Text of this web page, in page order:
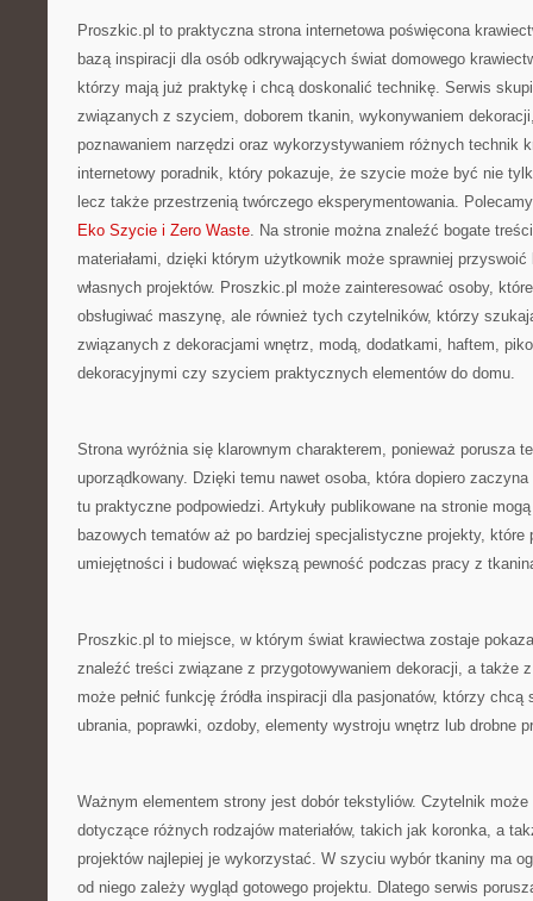
Proszkic.pl to praktyczna strona internetowa poświęcona
bazą inspiracji dla osób odkrywających świat domowego
którzy mają już praktykę i chcą doskonalić technikę. Serwis
związanych z szyciem, doborem tkanin, wykonywaniem
poznawaniem narzędzi oraz wykorzystywaniem różnych technik
internetowy poradnik, który pokazuje, że szycie może być nie
lecz także przestrzenią twórczego eksperymentowania.
Eko Szycie i Zero Waste. Na stronie można znaleźć bogate
materiałami, dzięki którym użytkownik może sprawniej
własnych projektów. Proszkic.pl może zainteresować osoby,
obsługiwać maszynę, ale również tych czytelników, którzy
związanych z dekoracjami wnętrz, modą, dodatkami, haftem,
dekoracyjnymi czy szyciem praktycznych elementów do domu.
Strona wyróżnia się klarownym charakterem, ponieważ porusza
uporządkowany. Dzięki temu nawet osoba, która dopiero
tu praktyczne podpowiedzi. Artykuły publikowane na stronie
bazowych tematów aż po bardziej specjalistyczne projekty, które
umiejętności i budować większą pewność podczas pracy z
Proszkic.pl to miejsce, w którym świat krawiectwa zostaje
znaleźć treści związane z przygotowywaniem dekoracji, a także
może pełnić funkcję źródła inspiracji dla pasjonatów, którzy
ubrania, poprawki, ozdoby, elementy wystroju wnętrz lub drobne
Ważnym elementem strony jest dobór tekstyliów. Czytelnik
dotyczące różnych rodzajów materiałów, takich jak koronka, a
projektów najlepiej je wykorzystać. W szyciu wybór tkaniny ma
od niego zależy wygląd gotowego projektu. Dlatego serwis